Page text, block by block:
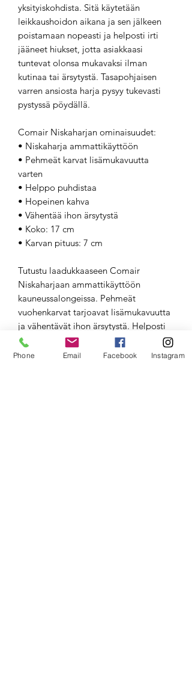
yksityiskohdista. Sitä käytetään
leikkaushoidon aikana ja sen jälkeen
poistamaan nopeasti ja helposti irti
jääneet hiukset, jotta asiakkaasi
tuntevat olonsa mukavaksi ilman
kutinaa tai ärsytystä. Tasapohjaisen
varren ansiosta harja pysyy tukevasti
pystyssä pöydällä.
Comair Niskaharjan ominaisuudet:
• Niskaharja ammattikäyttöön
• Pehmeät karvat lisämukavuutta
varten
• Helppo puhdistaa
• Hopeinen kahva
• Vähentää ihon ärsytystä
• Koko: 17 cm
• Karvan pituus: 7 cm
Tutustu laadukkaaseen Comair
Niskaharjaan ammattikäyttöön
kauneussalongeissa. Pehmeät
vuohenkarvat tarjoavat lisämukavuutta
ja vähentävät ihon ärsytystä. Helposti
puhdistettava ja tukevasti pystyssä
pysyvä suti. Tilaa nyt ja hemmottele
Phone Email Facebook Instagram